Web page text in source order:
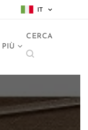
IT
PIÙ
CERCA